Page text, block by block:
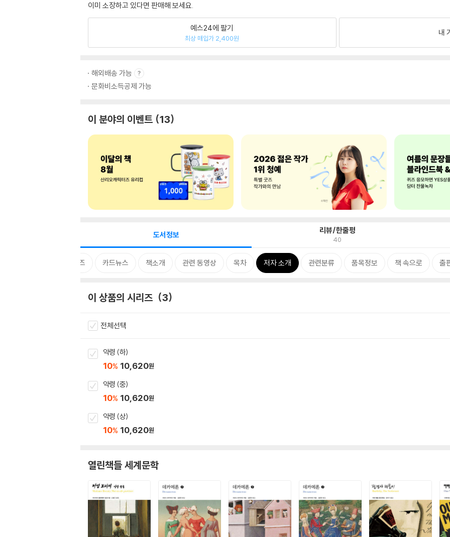
이미 소장하고 있다면 판매해 보세요.
예스24에 팔기
최상 매입가 2,400원
내
해외배송 가능
문화비소득공제 가능
이 분야의 이벤트 13
도서정보 리뷰/한줄평
40
시리즈 카드뉴스 책소개 관련 동영상 목차 저자 소개 관련분류 품목정보 책 속으로 출
이 상품의 시리즈 3
전체선택
악령 (하)
10% 10,620원
악령 (중)
10% 10,620원
악령 (상)
10% 10,620원
열린책들 세계문학